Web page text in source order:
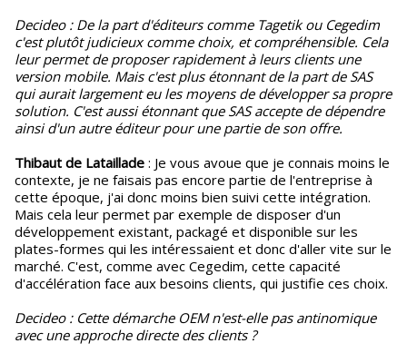
Decideo : De la part d'éditeurs comme Tagetik ou Cegedim
c'est plutôt judicieux comme choix, et compréhensible. Cela
leur permet de proposer rapidement à leurs clients une
version mobile. Mais c'est plus étonnant de la part de SAS
qui aurait largement eu les moyens de développer sa propre
solution. C'est aussi étonnant que SAS accepte de dépendre
ainsi d'un autre éditeur pour une partie de son offre.
Thibaut de Lataillade : Je vous avoue que je connais moins le
contexte, je ne faisais pas encore partie de l'entreprise à
cette époque, j'ai donc moins bien suivi cette intégration.
Mais cela leur permet par exemple de disposer d'un
développement existant, packagé et disponible sur les
plates-formes qui les intéressaient et donc d'aller vite sur le
marché. C'est, comme avec Cegedim, cette capacité
d'accélération face aux besoins clients, qui justifie ces choix.
Decideo : Cette démarche OEM n'est-elle pas antinomique
avec une approche directe des clients ?